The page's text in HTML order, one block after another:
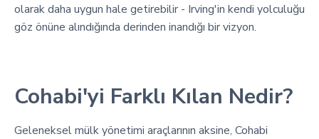
olarak daha uygun hale getirebilir - Irving'in kendi yolculuğu
göz önüne alındığında derinden inandığı bir vizyon.
Cohabi'yi Farklı Kılan Nedir?
Geleneksel mülk yönetimi araçlarının aksine, Cohabi